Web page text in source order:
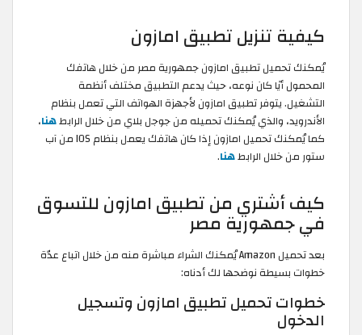
كيفية تنزيل تطبيق امازون
يُمكنك تحميل تطبيق امازون جمهورية مصر من خلال هاتفك
المحمول أيًا كان نوعه، حيث يدعم التطبيق مختلف أنظمة
التشغيل. يتوفر تطبيق امازون لأجهزة الهواتف التي تعمل بنظام
الأندرويد، والذي يُمكنك تحميله من جوجل بلاي من خلال الرابطهنا،
كما يُمكنك تحميل امازون إذا كان هاتفك يعمل بنظام IOS من آب
ستور من خلال الرابطهنا.
كيف أشتري من تطبيق امازون للتسوق
في جمهورية مصر
بعد تحميل Amazon يُمكنك الشراء مباشرة منه من خلال اتباع عدّة
خطوات بسيطة نوضحها لك أدناه:
خطوات تحميل تطبيق امازون وتسجيل
الدخول